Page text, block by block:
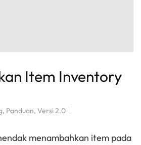
Item Inventory
, Panduan, Versi 2.0
menambahkan item pada